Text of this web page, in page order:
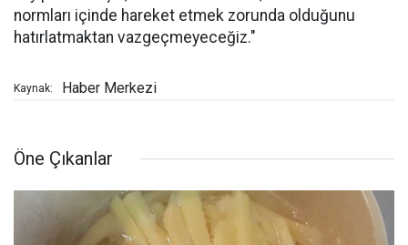
normları içinde hareket etmek zorunda olduğunu
hatırlatmaktan vazgeçmeyeceğiz."
Kaynak: Haber Merkezi
Öne Çıkanlar